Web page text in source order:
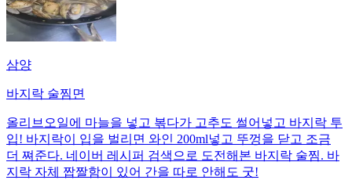
삼양
바지락 술찜면
올리브오일에 마늘을 넣고 볶다가 고추도 썰어넣고 바지락 투
입! 바지락이 입을 벌리면 와인 200ml넣고 뚜껑을 닫고 조금
더 쪄준다. 네이버 레시퍼 검색으로 도전해본 바지락 술찜. 바
지락 자체 짭짤함이 있어 간을 따로 안해도 굿!